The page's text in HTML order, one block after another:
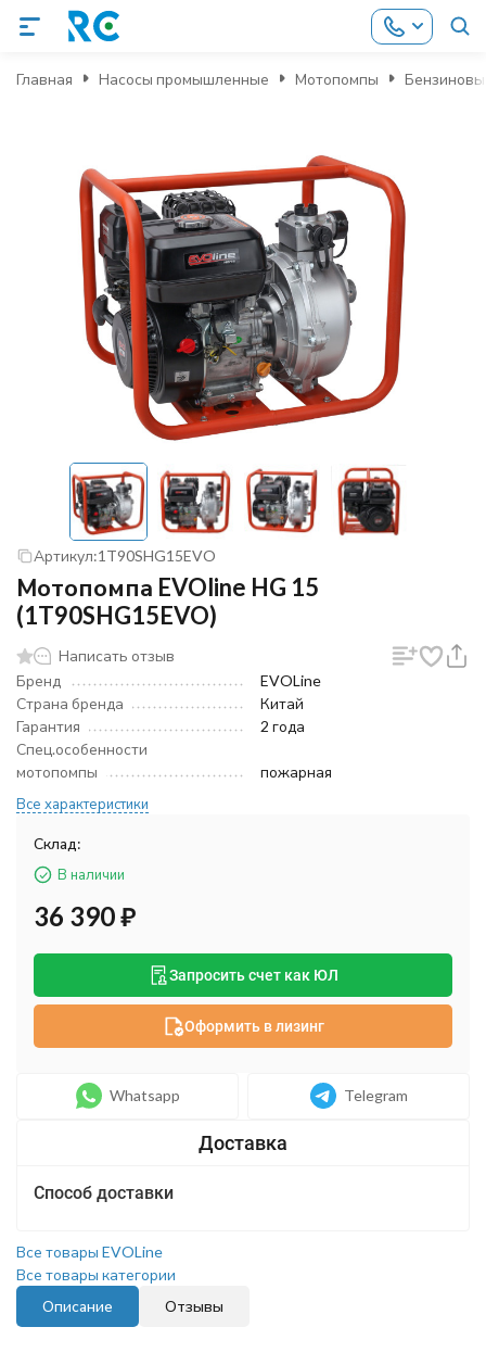
Главная Насосы промышленные Мотопомпы
Артикул:1T90SHG15EVO
Мотопомпа EVOline HG 15
(1T90SHG15EVO)
Написать отзыв
Бренд
EVOLine
Страна бренда
Китай
Гарантия
2 года
Спец.особенности
мотопомпы
пожарная
Все характеристики
Склад:
В наличии
36 390₽
Запросить счет как ЮЛ
Оформить в лизинг
Whatsapp Telegram
Способ доставки
Все товары EVOLine
Все товары категории
Описание
Отзывы